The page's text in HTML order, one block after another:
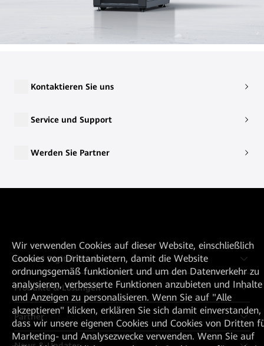
Kontaktieren Sie uns
Service und Support
Werden Sie Partner
Huawei Digital Power
Produkte & Lösungen
Partner
Wir verwenden Cookies auf dieser Website, einschließlich
Cookies von Drittanbietern, damit die Website
ordnungsgemäß funktioniert und um den Datenverkehr zu
analysieren, verbesserte Funktionen anzubieten und Inhalte
und Anzeigen zu personalisieren. Wenn Sie auf "Alle
akzeptieren" klicken, erklären Sie sich damit einverstanden,
dass wir unsere eigenen Cookies und Cookies von Dritten
Marketing- und Analysezwecke verwenden. Wenn Sie auf